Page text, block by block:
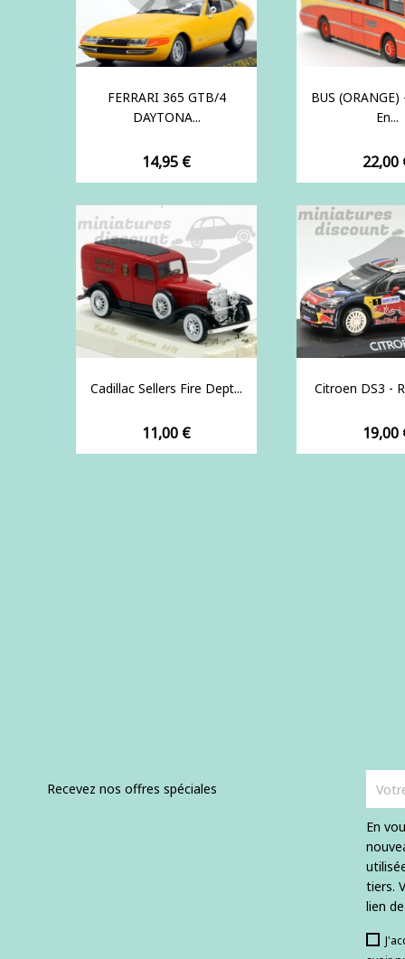
FERRARI 365 GTB/4
DAYTONA...
Prix
14,95 €
BUS
En...
Prix
22,00
Cadillac Sellers Fire Dept...
Prix
11,00 €
Citroen DS3 -
Prix
19,00
Recevez nos offres spéciales
En
tiers.
lien